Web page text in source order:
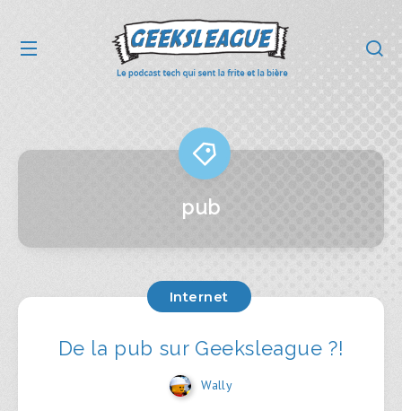
pub
Internet
De la pub sur Geeksleague ?!
Wally